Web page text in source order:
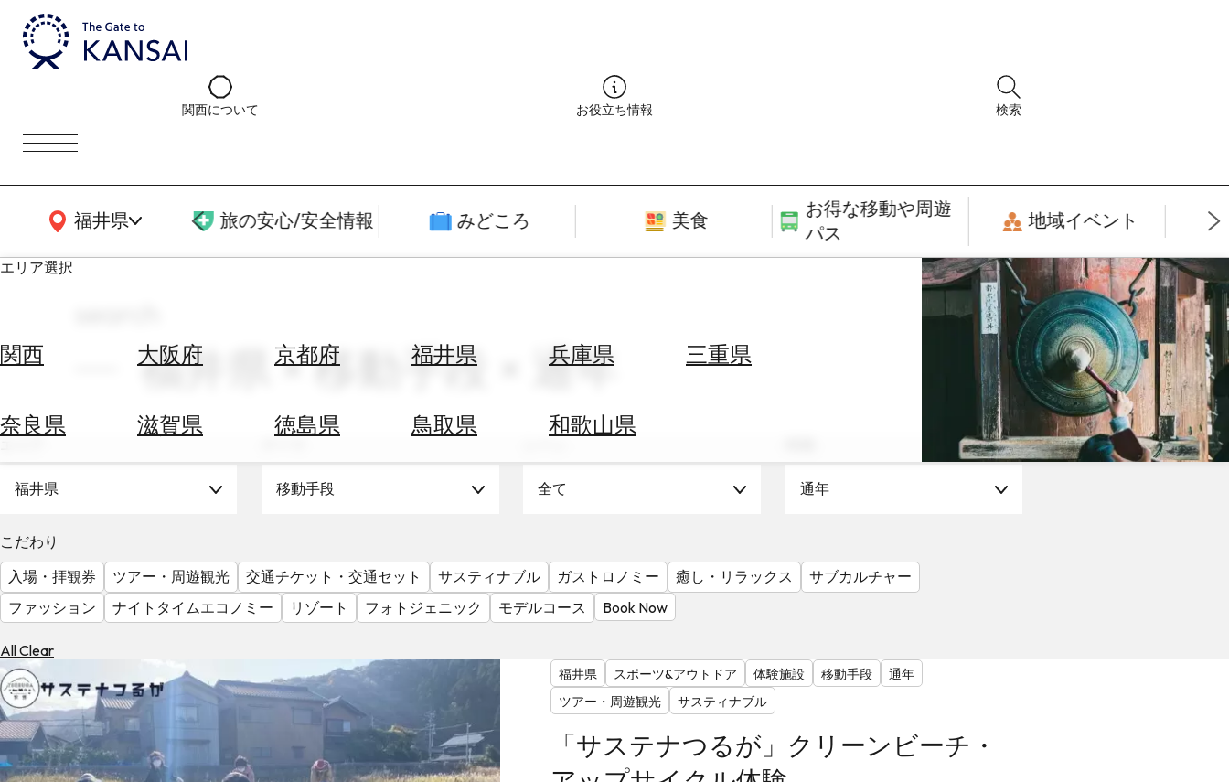
関西について お役立ち情報 検索
福井県
関西広域MAP 旅の安心/安全情報 みどころ 美食
お得な移動や周遊
パス
地域イベント
エリア選択
関西 大阪府 京都府 福井県 兵庫県 三重県
奈良県 滋賀県 徳島県 鳥取県 和歌山県
ホ
す
替
を
調
べ
天
を
見
る
福井県 × 移動手段 × 通年
福井県 移動手段 全て 通年
こだわり
入場・拝観券
ツアー・周遊観光 交通チケット・交通セット サスティナブル ガストロノミー 癒し・リラックス
サブカルチャー
ファッション
ナイトタイムエコノミー リゾート フォトジェニック モデルコース Book Now
All Clear
福井県 スポーツ&アウトドア 体験施設 移動手段
通年
ツアー・周遊観光
サスティナブル
「サステナつるが」クリーンビーチ・